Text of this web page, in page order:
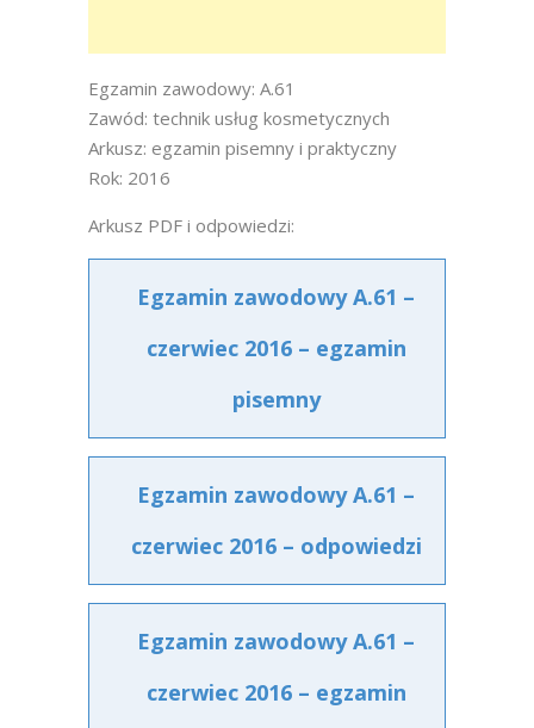
Egzamin zawodowy: A.61
Zawód: technik usług kosmetycznych
Arkusz: egzamin pisemny i praktyczny
Rok: 2016
Arkusz PDF i odpowiedzi:
Egzamin zawodowy A.61 –
czerwiec 2016 – egzamin
pisemny
Egzamin zawodowy A.61 –
czerwiec 2016 – odpowiedzi
Egzamin zawodowy A.61 –
czerwiec 2016 – egzamin